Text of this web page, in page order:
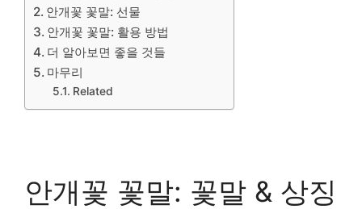
안개꽃 꽃말: 선물
안개꽃 꽃말: 활용 방법
더 알아보면 좋을 것들
마무리
Related
안개꽃 꽃말: 꽃말 & 상징